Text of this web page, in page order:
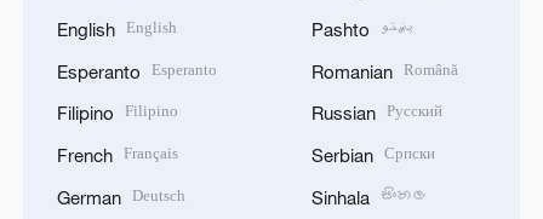
English English
Esperanto Esperanto
Filipino Filipino
French Français
German Deutsch
Pashto پښتو
Romanian Română
Russian Русский
Serbian Српски
Sinhala සිංහල